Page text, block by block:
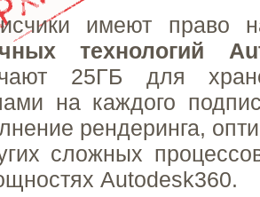
имеют право
технологий
25ГБ для
на каждого
рендеринга,
сложных
Autodesk360.